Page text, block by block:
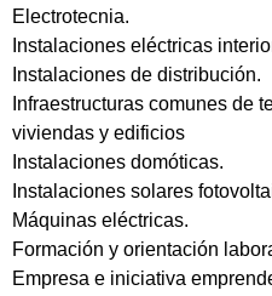
Electrotecnia.
Instalaciones eléctricas
Instalaciones de distribución.
Infraestructuras comunes de
viviendas y edificios
Instalaciones domóticas.
Instalaciones solares
Máquinas eléctricas.
Formación y orientación
Empresa e iniciativa